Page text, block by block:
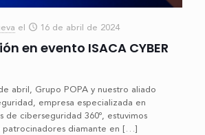
el 16 de abril de 2024
en evento ISACA CYBER
abril, Grupo POPA y nuestro aliado
empresa especializada en
de ciberseguridad 360º, estuvimos
patrocinadores diamante en […]